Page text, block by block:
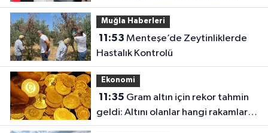
düzen
Muğla Haberleri
11:53
Hastalık Kontrolü
Ekonomi
11:35
geldi: Altını olanlar hangi rakamları
görecek?